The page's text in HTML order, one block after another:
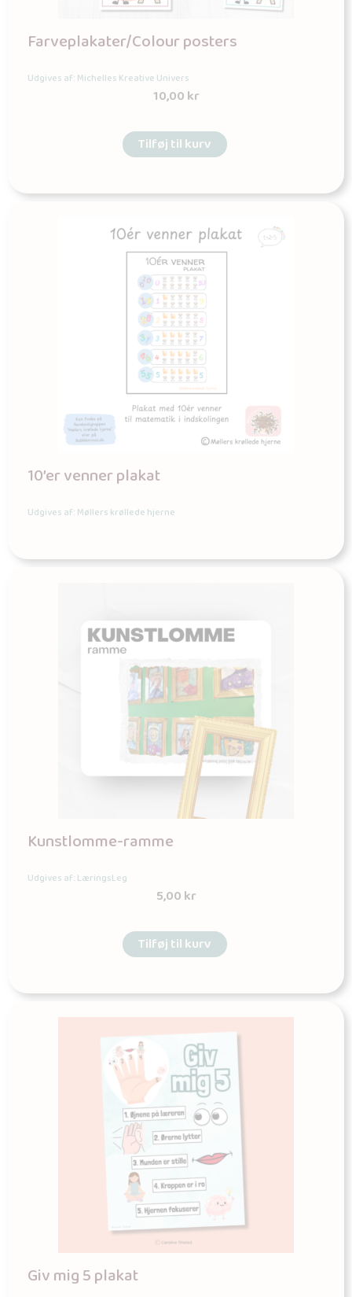
Farveplakater/Colour posters
Udgives af: Michelles Kreative Univers
10,00kr
Tilføj til kurv
10’er venner plakat
Udgives af: Møllers krøllede hjerne
Kunstlomme-ramme
Udgives af: LæringsLeg
5,00kr
Tilføj til kurv
Giv mig 5 plakat